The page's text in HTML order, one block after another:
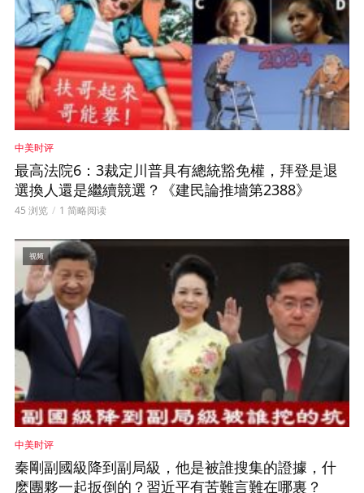
中美时评
最高法院6：3裁定川普具有總統豁免權，拜登是退
選換人還是繼續競選？《建民論推墻第2388》
45 浏览 1 简略阅读
视频
中美时评
秦剛副國級降到副局級，他是被誰搜集的證據，什
麽團夥一起扳倒的？習近平有苦難言難在哪裏？